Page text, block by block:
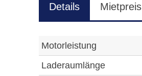
Details Mietpreis
Motorleistung
Laderaumlänge